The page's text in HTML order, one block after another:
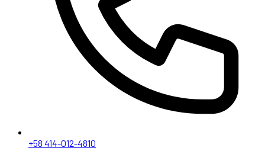
+58 414-012-4810